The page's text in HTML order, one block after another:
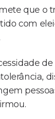
que o
com